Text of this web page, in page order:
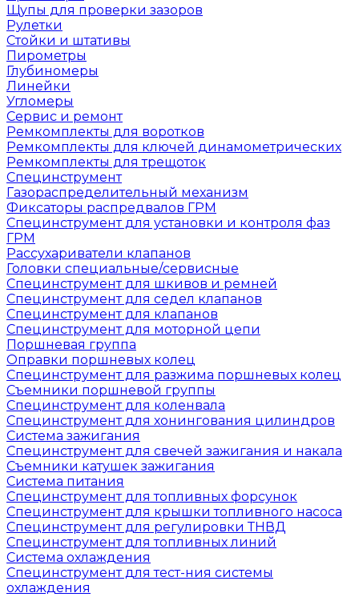
Щупы для проверки зазоров
Рулетки
Стойки и штативы
Пирометры
Глубиномеры
Линейки
Угломеры
Сервис и ремонт
Ремкомплекты для воротков
Ремкомплекты для ключей динамометрических
Ремкомплекты для трещоток
Специнструмент
Газораспределительный механизм
Фиксаторы распредвалов ГРМ
Специнструмент для установки и контроля фаз
ГРМ
Рассухариватели клапанов
Головки специальные/сервисные
Специнструмент для шкивов и ремней
Специнструмент для седел клапанов
Специнструмент для клапанов
Специнструмент для моторной цепи
Поршневая группа
Оправки поршневых колец
Специнструмент для разжима поршневых колец
Съемники поршневой группы
Специнструмент для коленвала
Специнструмент для хонингования цилиндров
Система зажигания
Специнструмент для свечей зажигания и накала
Съемники катушек зажигания
Система питания
Специнструмент для топливных форсунок
Специнструмент для крышки топливного насоса
Специнструмент для регулировки ТНВД
Специнструмент для топливных линий
Система охлаждения
Специнструмент для тест-ния системы
охлаждения